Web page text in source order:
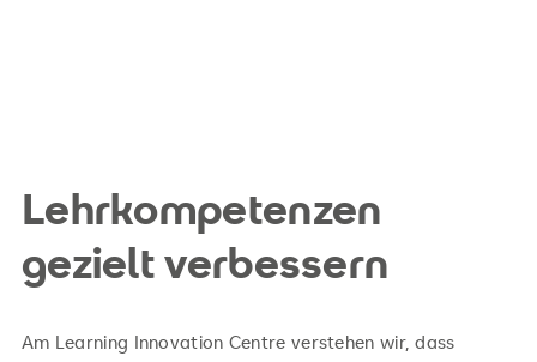
Lehrkompetenzen
gezielt verbessern
Am Learning Innovation Centre verstehen wir, dass